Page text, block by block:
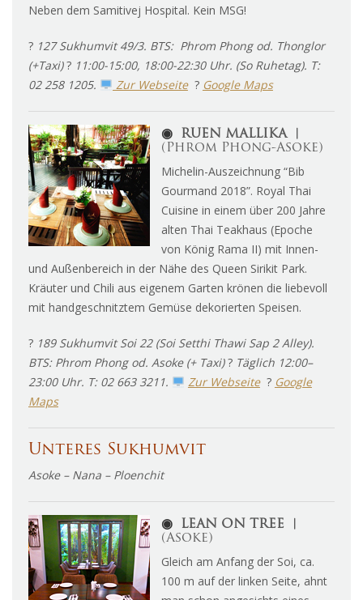
Neben dem Samitivej Hospital. Kein MSG!
? 127 Sukhumvit 49/3. BTS: Phrom Phong od. Thonglor
(+Taxi)? 11:00-15:00, 18:00-22:30 Uhr. (So Ruhetag). T:
02 258 1205.
Zur Webseite ? Google Maps
◉
RUEN MALLIKA ︱
(Phrom Phong-Asoke)
Michelin-Auszeichnung “Bib
Gourmand 2018”. Royal Thai
Cuisine in einem über 200 Jahre
alten Thai Teakhaus (Epoche
von König Rama II) mit Innen-
und Außenbereich in der Nähe des Queen Sirikit Park.
Kräuter und Chili aus eigenem Garten krönen die liebevoll
mit handgeschnitztem Gemüse dekorierten Speisen.
? 189 Sukhumvit Soi 22 (Soi Setthi Thawi Sap 2 Alley).
BTS: Phrom Phong od. Asoke (+ Taxi)? Täglich 12:00–
23:00 Uhr. T: 02 663 3211.
Zur Webseite ? Google
Maps
Unteres Sukhumvit
Asoke – Nana – Ploenchit
◉
LEAN ON TREE ︱
(Asoke)
Gleich am Anfang der Soi, ca.
100 m auf der linken Seite, ahnt